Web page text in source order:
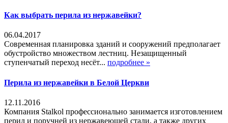
Как выбрать перила из нержавейки?
06.04.2017
Современная планировка зданий и сооружений предполагает
обустройство множеством лестниц. Незащищенный
ступенчатый переход несёт... подробнее »
Перила из нержавейки в Белой Церкви
12.11.2016
Компания Stalkol профессионально занимается изготовлением
перил и поручней из нержавеющей стали, а также других